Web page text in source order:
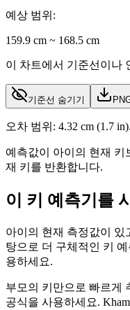
예상 범위:
159.9 cm ~ 168.5 cm
이 차트에서 기준선이나
기준선 숨기기
오차 범위: 4.32 cm (1.7 in).
예측값이 아이의 현재 키
재 키를 반환합니다.
이 키 예측기를
아이의 현재 측정값이 있
탕으로 더 구체적인 키
용하세요.
부모의 키만으로 빠르게
공식을 사용하세요.